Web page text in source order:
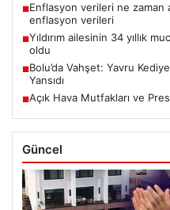
■Enflasyon verileri ne zaman
enflasyon verileri
■Yıldırım ailesinin 34 yıllık
oldu
■Bolu’da Vahşet: Yavru
Yansıdı
■Açık Hava Mutfakları ve
Güncel